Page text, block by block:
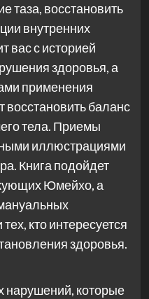
таза, восстановить
внутренних
вас с историей
здоровья, а
применения
баланс
тела. Приемы
иллюстрациями
Книга подойдет
Юмейхо, а
кто интересуется
здоровья.
нарушений, которые